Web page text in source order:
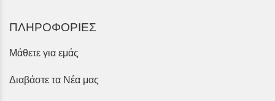
ΠΛΗΡΟΦΟΡΙΕΣ
Μάθετε για εμάς
Διαβάστε τα Νέα μας